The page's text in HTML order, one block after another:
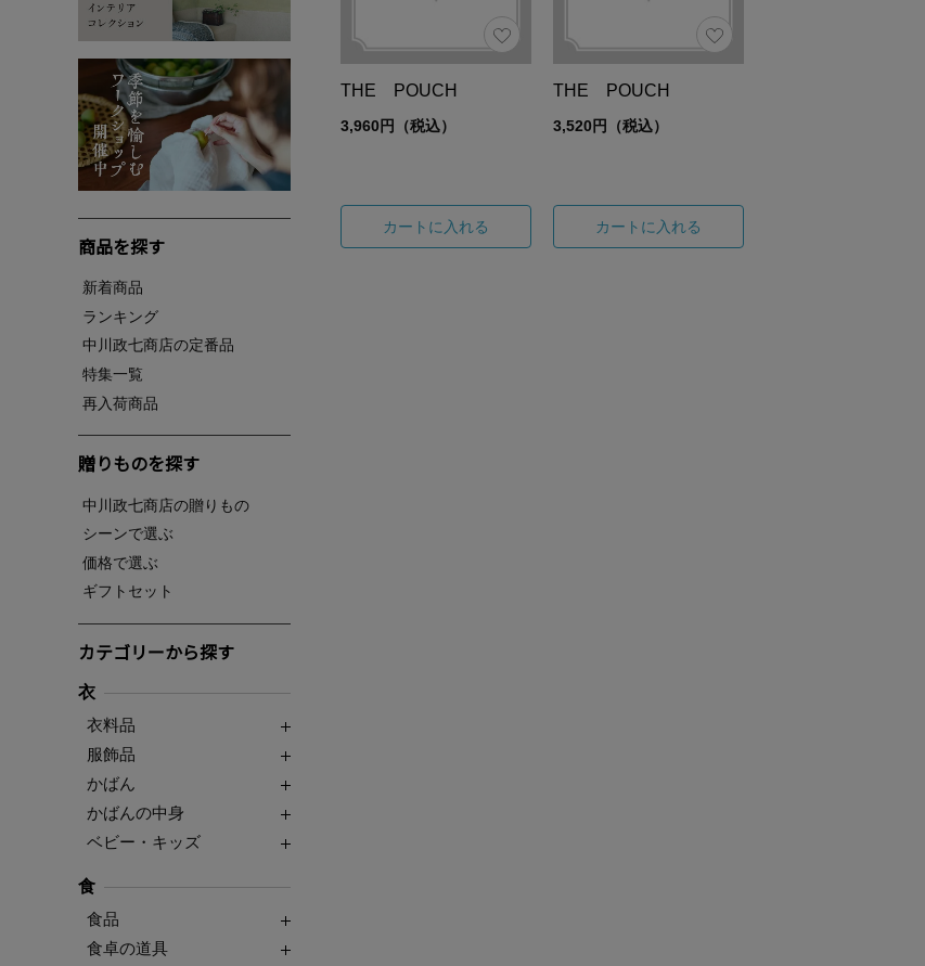
商品を探す
新着商品
ランキング
中川政七商店の定番品
特集一覧
再入荷商品
贈りものを探す
中川政七商店の贈りもの
シーンで選ぶ
価格で選ぶ
ギフトセット
カテゴリーから探す
衣
衣料品
服飾品
かばん
かばんの中身
ベビー・キッズ
食
食品
食卓の道具
THE POUCH
3,960円（税込）
カートに入れる
THE POUCH
3,520円（税込）
カートに入れる